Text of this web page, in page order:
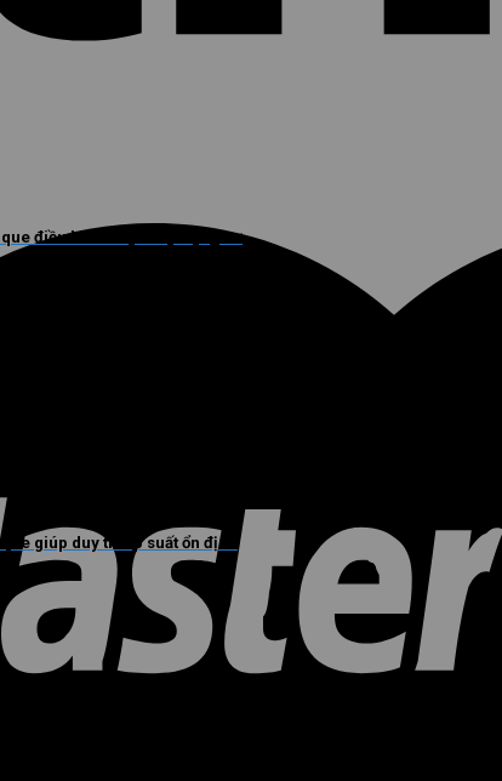
điều khiển trực tiếp động cơ
giúp duy trì áp suất ổn định